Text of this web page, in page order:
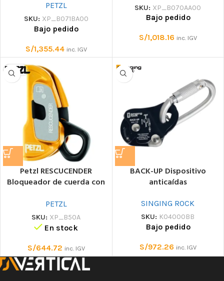
PETZL
SKU: XP_B071BA00
Bajo pedido
S/1,355.44 inc. IGV
SKU: XP_B070AA00
Bajo pedido
S/1,018.16 inc. IGV
Petzl RESCUCENDER
Bloqueador de cuerda con
PETZL
SKU: XP_B50A
En stock
S/644.72 inc. IGV
BACK-UP Dispositivo
anticaídas
SINGING ROCK
SKU: K04000BB
Bajo pedido
S/972.26 inc. IGV